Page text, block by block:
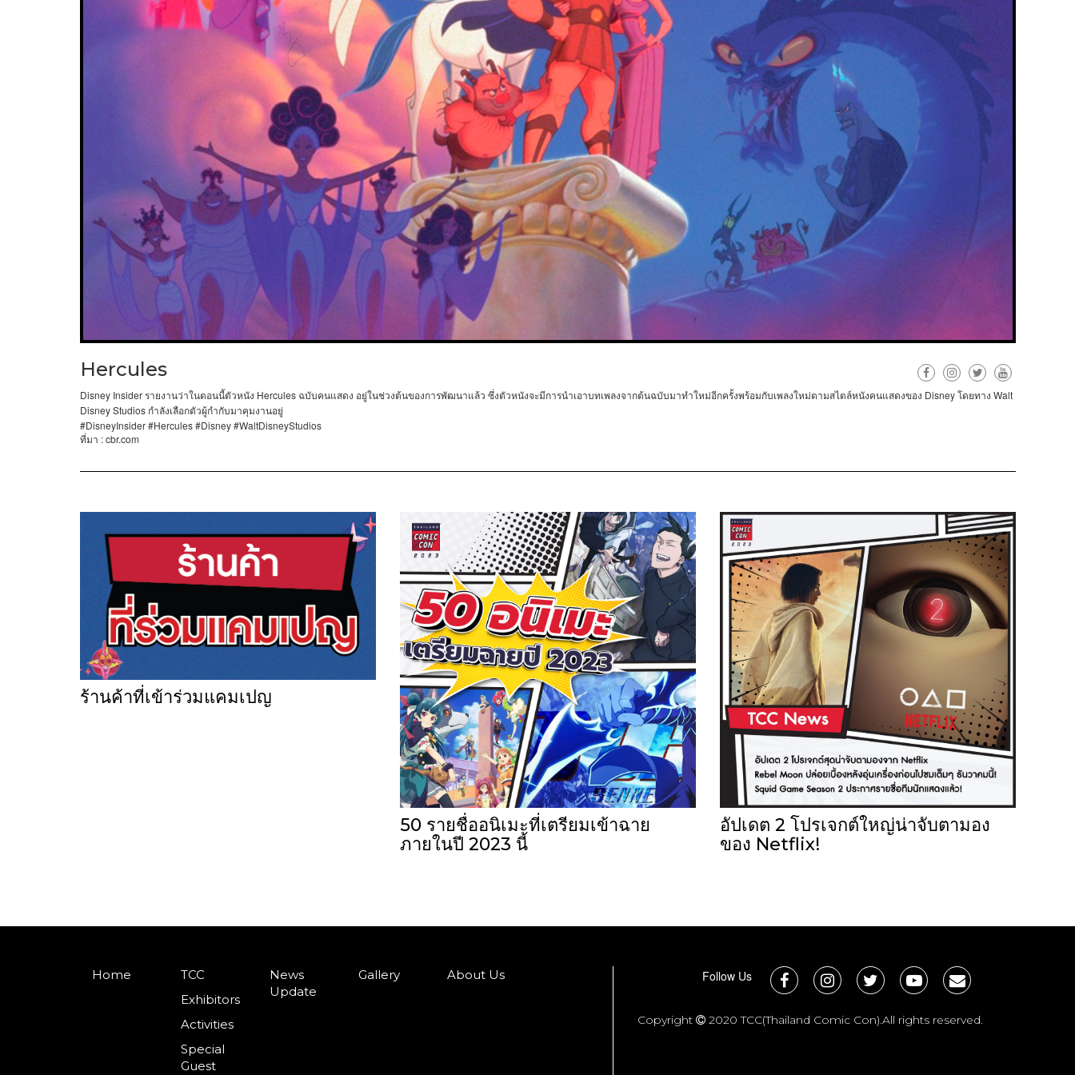
Hercules
Disney Insider รายงานว่าในตอนนี้ตัวหนัง Hercules ฉบับคนแสดง อยู่ในช่วงต้นของการพัฒนาแล้ว ซึ่งตัวหนังจะมีการนำเอาบทเพลงจากต้นฉบับมาทำใหม่อีกครั้งพร้อมกับเพลงใหม่ตามสไตล์หนังคนแสดงของ Disney โดยทาง Walt
Disney Studios กำลังเลือกตัวผู้กำกับมาคุมงานอยู่
#DisneyInsider #Hercules #Disney #WaltDisneyStudios
ที่มา : cbr.com
ร้านค้าที่เข้าร่วมแคมเปญ
50 รายชื่ออนิเมะที่เตรียมเข้าฉาย
ภายในปี 2023 นี้
อัปเดต 2 โปรเจกต์ใหญ่น่าจับตามอง
ของ Netflix!
Home
TCC
Exhibitors
Activities
Special
Guest
News
Update
Gallery About Us Follow Us
Copyright 2020 TCC(Thailand Comic Con).All rights reserved.